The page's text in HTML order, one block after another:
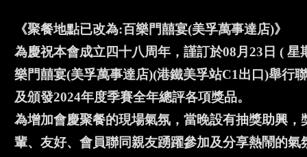
《聚餐地點已改為:百樂門囍宴(美孚萬事達店)》
為慶祝本會成立四十八周年，謹訂於08月23日 (
樂門囍宴(美孚萬事達店)(港鐵美孚站C1出口)舉行
及頒發2024年度季賽全年總評各項獎品。
為增加會慶聚餐的現場氣氛，當晚設有抽獎助興
輩、友好、會員聯同親友踴躍參加及分享熱鬧的氣